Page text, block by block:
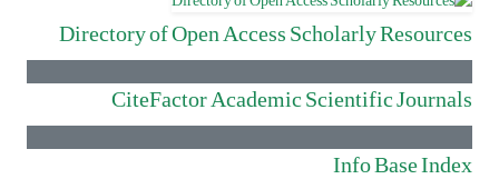
Directory of Open Access Scholarly Resources
CiteFactor Academic Scientific Journals
Info Base Index